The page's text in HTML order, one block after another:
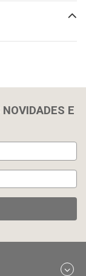
NOVIDADES E